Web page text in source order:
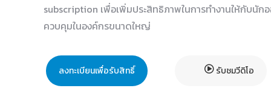
subscription เพื่อเพิ่มประสิทธิภาพในการทำงานให้กับนัก
ควบคุมในองค์กรขนาดใหญ่
ลงทะเบียนเพื่อรับสิทธิ์ รับชมวีดิโอ